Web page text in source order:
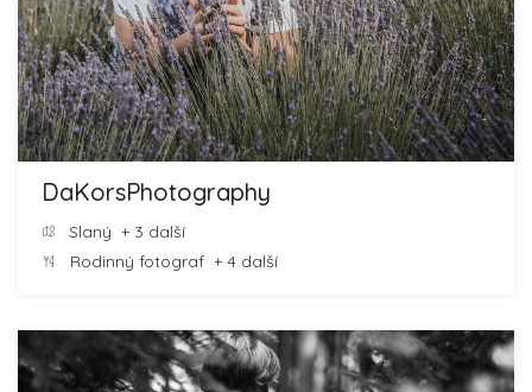
DaKorsPhotography
Slaný + 3 další
Rodinný fotograf + 4 další